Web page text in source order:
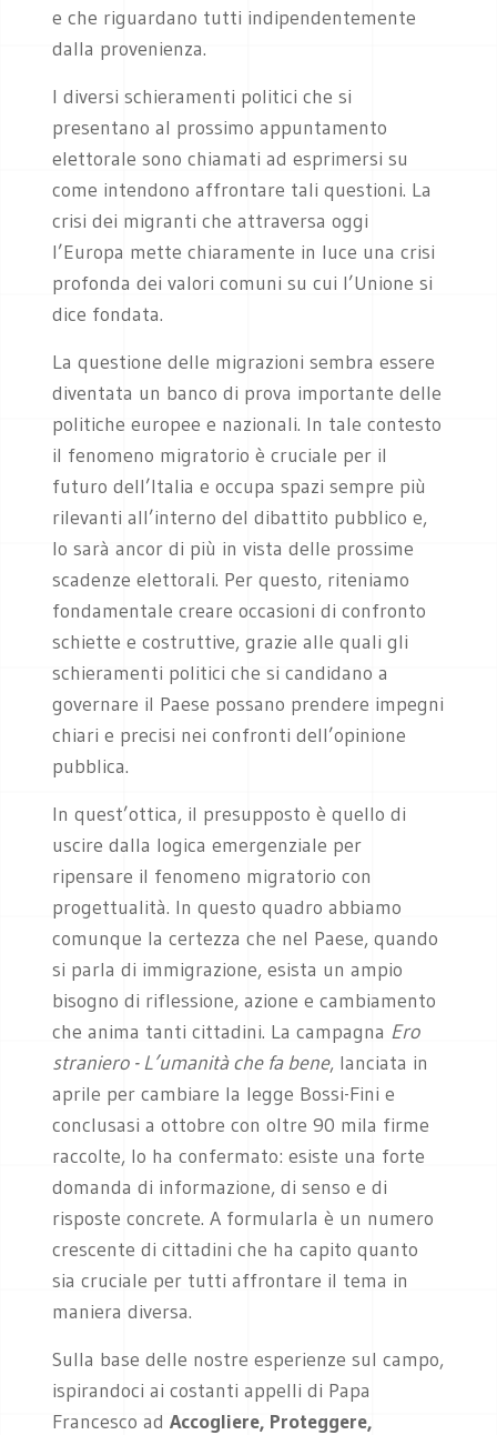
e che riguardano tutti indipendentemente
dalla provenienza.
I diversi schieramenti politici che si
presentano al prossimo appuntamento
elettorale sono chiamati ad esprimersi su
come intendono affrontare tali questioni. La
crisi dei migranti che attraversa oggi
l’Europa mette chiaramente in luce una crisi
profonda dei valori comuni su cui l’Unione si
dice fondata.
La questione delle migrazioni sembra essere
diventata un banco di prova importante delle
politiche europee e nazionali. In tale contesto
il fenomeno migratorio è cruciale per il
futuro dell’Italia e occupa spazi sempre più
rilevanti all’interno del dibattito pubblico e,
lo sarà ancor di più in vista delle prossime
scadenze elettorali. Per questo, riteniamo
fondamentale creare occasioni di confronto
schiette e costruttive, grazie alle quali gli
schieramenti politici che si candidano a
governare il Paese possano prendere impegni
chiari e precisi nei confronti dell’opinione
pubblica.
In quest’ottica, il presupposto è quello di
uscire dalla logica emergenziale per
ripensare il fenomeno migratorio con
progettualità. In questo quadro abbiamo
comunque la certezza che nel Paese, quando
si parla di immigrazione, esista un ampio
bisogno di riflessione, azione e cambiamento
che anima tanti cittadini. La campagna Ero
straniero - L’umanità che fa bene, lanciata in
aprile per cambiare la legge Bossi-Fini e
conclusasi a ottobre con oltre 90 mila firme
raccolte, lo ha confermato: esiste una forte
domanda di informazione, di senso e di
risposte concrete. A formularla è un numero
crescente di cittadini che ha capito quanto
sia cruciale per tutti affrontare il tema in
maniera diversa.
Sulla base delle nostre esperienze sul campo,
ispirandoci ai costanti appelli di Papa
Francesco adAccogliere, Proteggere,